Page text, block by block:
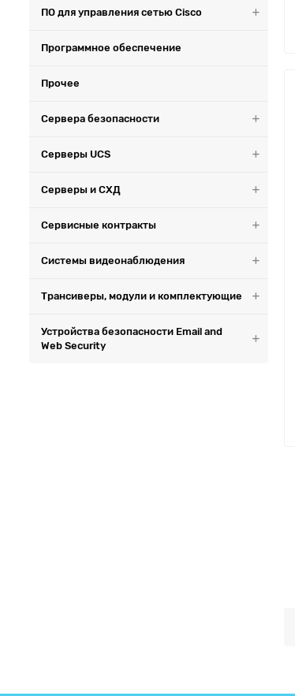
ПО для управления сетью Cisco
Программное обеспечение
Прочее
Сервера безопасности
Серверы UCS
Серверы и СХД
Сервисные контракты
Системы видеонаблюдения
Трансиверы, модули и комплектующие
Устройства безопасности Email and
Web Security